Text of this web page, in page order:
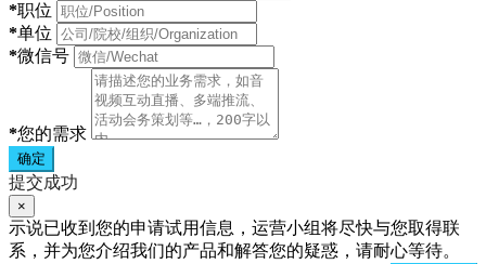
*职位
*单位
*微信号
*您的需求
确定
提交成功
×
示说已收到您的申请试用信息，运营小组将尽快与您取得联
系，并为您介绍我们的产品和解答您的疑惑，请耐心等待。